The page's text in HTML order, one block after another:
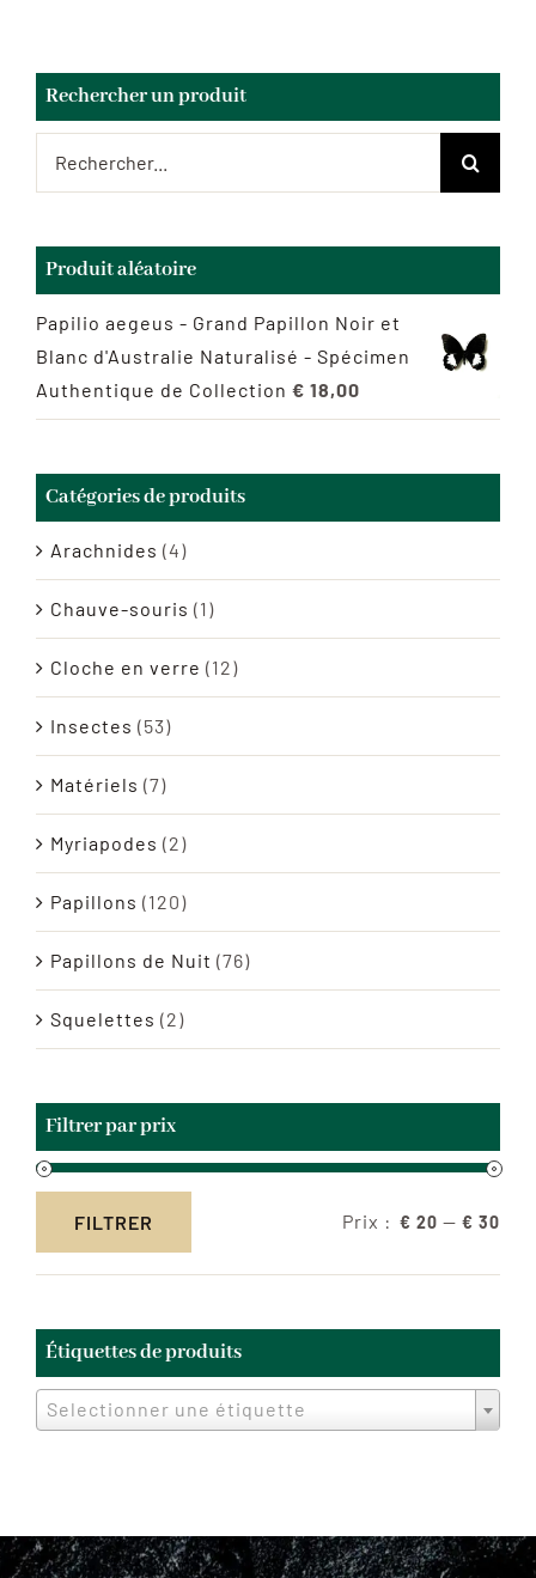
Rechercher un produit
Produit aléatoire
Papilio aegeus - Grand Papillon Noir et
Blanc d'Australie Naturalisé - Spécimen
Authentique de Collection € 18,00
Catégories de produits
Arachnides (4)
Chauve-souris (1)
Cloche en verre (12)
Insectes (53)
Matériels (7)
Myriapodes (2)
Papillons (120)
Papillons de Nuit (76)
Squelettes (2)
Filtrer par prix
min
max
FILTRER Prix : € 20 — € 30
Étiquettes de produits
Selectionner une étiquette